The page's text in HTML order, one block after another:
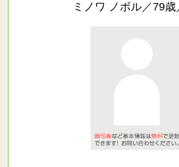
ミノワ ノボル／79歳